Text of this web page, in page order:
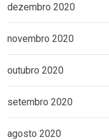
dezembro 2020
novembro 2020
outubro 2020
setembro 2020
agosto 2020